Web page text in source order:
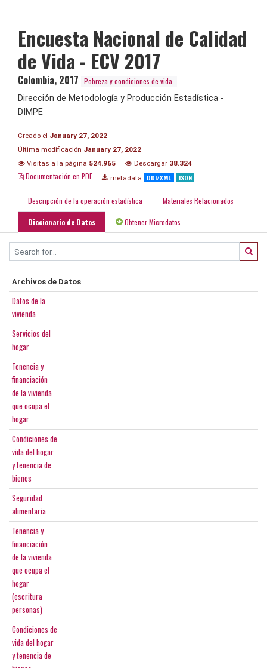
Encuesta Nacional de Calidad
de Vida - ECV 2017
Colombia, 2017 Pobreza y condiciones de vida.
Dirección de Metodología y Producción Estadística -
DIMPE
Creado el January 27, 2022
Última modificación January 27, 2022
Visitas a la página 524.965 Descargar 38.324
Documentación en PDF metadata DDI/XML JSON
Descripción de la operación estadística Materiales Relacionados
Diccionario de Datos Obtener Microdatos
Archivos de Datos
Datos de la
vivienda
Servicios del
hogar
Tenencia y
financiación
de la vivienda
que ocupa el
hogar
Condiciones de
vida del hogar
y tenencia de
bienes
Seguridad
alimentaria
Tenencia y
financiación
de la vivienda
que ocupa el
hogar
(escritura
personas)
Condiciones de
vida del hogar
y tenencia de